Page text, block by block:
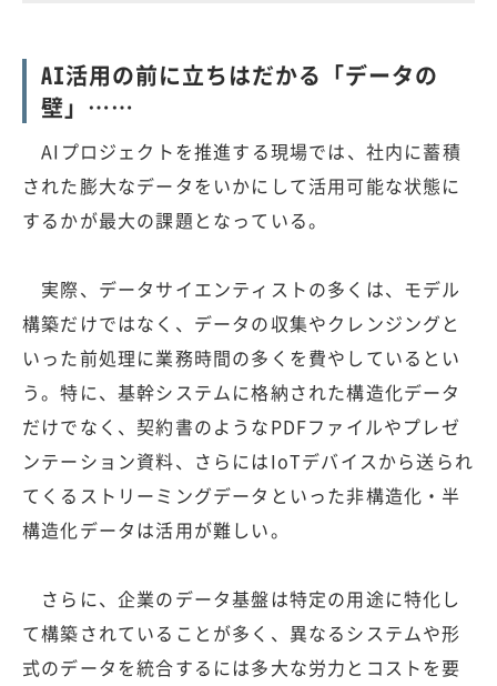
AI活用の前に立ちはだかる「データの
壁」……
AIプロジェクトを推進する現場では、社内に蓄積
された膨大なデータをいかにして活用可能な状態に
するかが最大の課題となっている。
実際、データサイエンティストの多くは、モデル
構築だけではなく、データの収集やクレンジングと
いった前処理に業務時間の多くを費やしているとい
う。特に、基幹システムに格納された構造化データ
だけでなく、契約書のようなPDFファイルやプレゼ
ンテーション資料、さらにはIoTデバイスから送られ
てくるストリーミングデータといった非構造化・半
構造化データは活用が難しい。
さらに、企業のデータ基盤は特定の用途に特化し
て構築されていることが多く、異なるシステムや形
式のデータを統合するには多大な労力とコストを要